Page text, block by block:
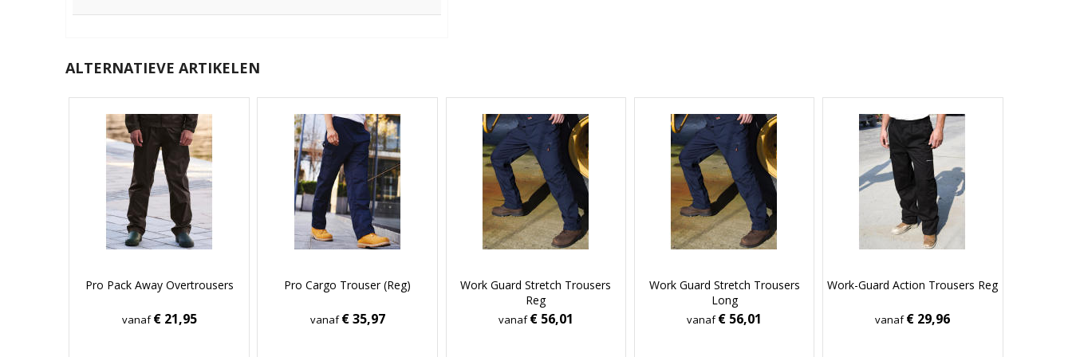
ALTERNATIEVE ARTIKELEN
Pro Pack Away Overtrousers
vanaf€ 21,95
Pro Cargo Trouser (Reg)
vanaf€ 35,97
Work Guard Stretch Trousers
Reg
vanaf€ 56,01
Work Guard Stretch Trousers
Long
vanaf€ 56,01
Work-Guard Action Trousers Reg
vanaf€ 29,96